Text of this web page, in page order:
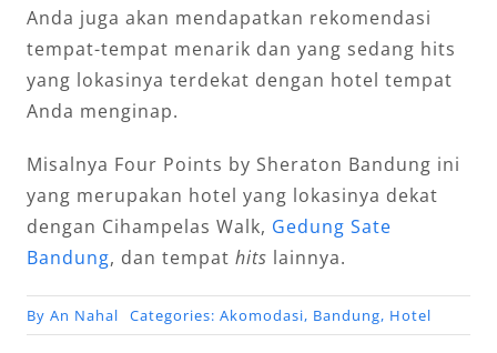
Anda juga akan mendapatkan rekomendasi
tempat-tempat menarik dan yang sedang hits
yang lokasinya terdekat dengan hotel tempat
Anda menginap.
Misalnya Four Points by Sheraton Bandung ini
yang merupakan hotel yang lokasinya dekat
dengan Cihampelas Walk, Gedung Sate
Bandung, dan tempat hits lainnya.
By An Nahal Categories: Akomodasi, Bandung, Hotel